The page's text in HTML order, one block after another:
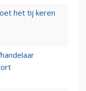
het tij keren